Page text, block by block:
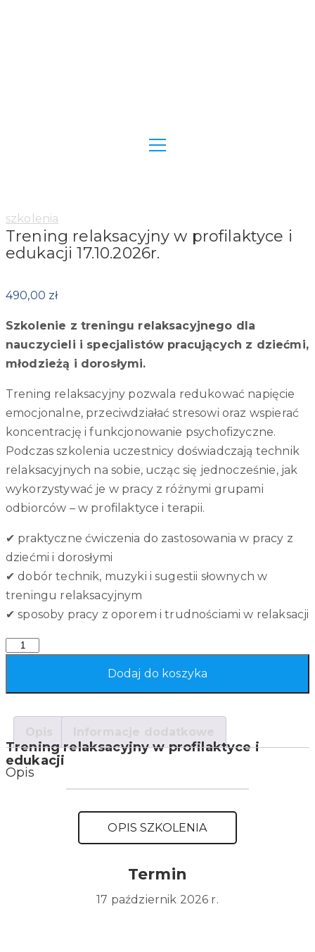
Category:
szkolenia
Trening relaksacyjny w profilaktyce i
edukacji 17.10.2026r.
490,00 zł
Szkolenie z treningu relaksacyjnego dla
nauczycieli i specjalistów pracujących z dziećmi,
młodzieżą i dorosłymi.
Trening relaksacyjny pozwala redukować napięcie
emocjonalne, przeciwdziałać stresowi oraz wspierać
koncentrację i funkcjonowanie psychofizyczne.
Podczas szkolenia uczestnicy doświadczają technik
relaksacyjnych na sobie, ucząc się jednocześnie, jak
wykorzystywać je w pracy z różnymi grupami
odbiorców – w profilaktyce i terapii.
✔ praktyczne ćwiczenia do zastosowania w pracy z
dziećmi i dorosłymi
✔ dobór technik, muzyki i sugestii słownych w
treningu relaksacyjnym
✔ sposoby pracy z oporem i trudnościami w relaksacji
Quantity
Dodaj do koszyka
Opis Informacje dodatkowe
Opis
Trening relaksacyjny w profilaktyce i
edukacji
OPIS SZKOLENIA
Termin
17 październik 2026 r.